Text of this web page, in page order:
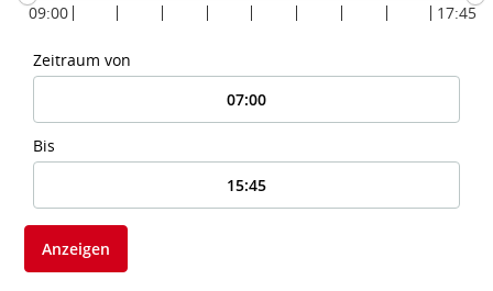
09:00
17:45
Zeitraum von
Bis
Anzeigen